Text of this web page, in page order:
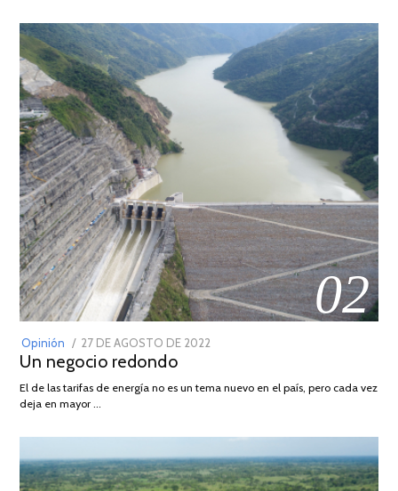
02
Opinión
POSTED
ON
27 DE AGOSTO DE 2022
DE
Un negocio redondo
El de las tarifas de energía no es un tema nuevo en el país, pero cada vez
deja en mayor …